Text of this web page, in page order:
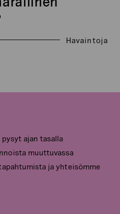
Havaintoja
ajan tasalla
muuttuvassa
ja yhteisömme